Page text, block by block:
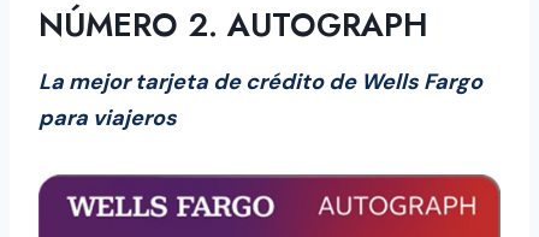
NÚMERO 2. AUTOGRAPH
La mejor tarjeta de crédito de Wells Fargo
para viajeros